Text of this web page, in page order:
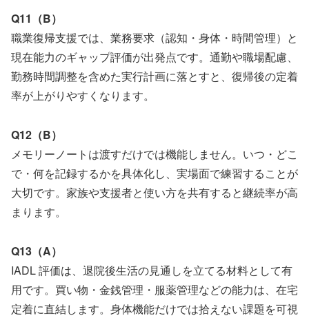
Q11（B）
職業復帰支援では、業務要求（認知・身体・時間管理）と
現在能力のギャップ評価が出発点です。通勤や職場配慮、
勤務時間調整を含めた実行計画に落とすと、復帰後の定着
率が上がりやすくなります。
Q12（B）
メモリーノートは渡すだけでは機能しません。いつ・どこ
で・何を記録するかを具体化し、実場面で練習することが
大切です。家族や支援者と使い方を共有すると継続率が高
まります。
Q13（A）
IADL 評価は、退院後生活の見通しを立てる材料として有
用です。買い物・金銭管理・服薬管理などの能力は、在宅
定着に直結します。身体機能だけでは拾えない課題を可視